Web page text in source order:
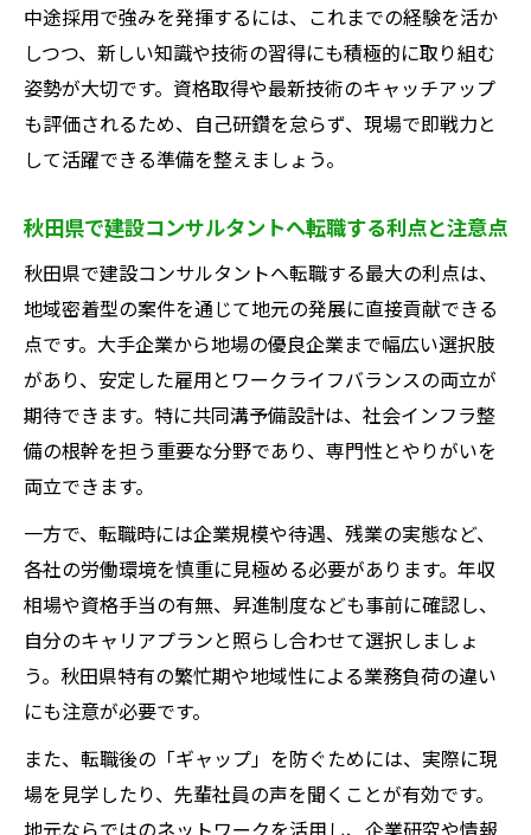
建設コンサルタントの仕事がしんどい理由
を分析
共同溝予備設計で直面する課題と向き合う
方法
資格取得や技術習得の負荷とその乗り越え
建設コンサルタント現場のリアルな口コミ
を検証
キャリアと待遇アップにつながる転職成功法
建設コンサルタント転職でキャリアアップ
を狙う戦略
共同溝予備設計経験者が選ぶ転職活動のポ
イント
秋田県内で待遇改善を実現するコツと注意
点
転職後のキャリアパスと市場価値を高める
方法
建設コンサルタント職で安定と成長を両立
させる秘訣
中途採用で強みを発揮するには、これまでの経験を活か
しつつ、新しい知識や技術の習得にも積極的に取り組む
姿勢が大切です。資格取得や最新技術のキャッチアップ
も評価されるため、自己研鑽を怠らず、現場で即戦力と
して活躍できる準備を整えましょう。
秋田県で建設コンサルタントへ転職する利点と注意点
秋田県で建設コンサルタントへ転職する最大の利点は、
地域密着型の案件を通じて地元の発展に直接貢献できる
点です。大手企業から地場の優良企業まで幅広い選択肢
があり、安定した雇用とワークライフバランスの両立が
期待できます。特に共同溝予備設計は、社会インフラ整
備の根幹を担う重要な分野であり、専門性とやりがいを
両立できます。
一方で、転職時には企業規模や待遇、残業の実態など、
各社の労働環境を慎重に見極める必要があります。年収
相場や資格手当の有無、昇進制度なども事前に確認し、
自分のキャリアプランと照らし合わせて選択しましょ
う。秋田県特有の繁忙期や地域性による業務負荷の違い
にも注意が必要です。
また、転職後の「ギャップ」を防ぐためには、実際に現
場を見学したり、先輩社員の声を聞くことが有効です。
地元ならではのネットワークを活用し、企業研究や情報